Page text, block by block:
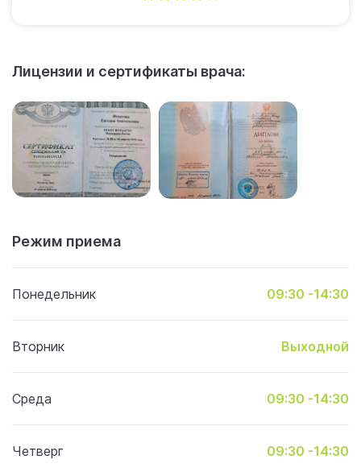
Лицензии и сертификаты врача:
Режим приема
Понедельник 09:30 -14:30
Вторник Выходной
Среда 09:30 -14:30
Четверг 09:30 -14:30